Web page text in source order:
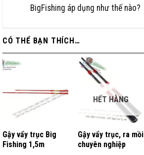
BigFishing áp dụng như thế nào?
CÓ THỂ BẠN THÍCH…
Gậy vẩy trục Big
Fishing 1,5m
HẾT HÀNG
Gậy vẩy trục, ra mồi
chuyên nghiệp